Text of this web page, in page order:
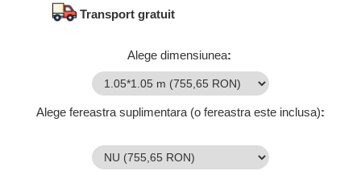
Transport gratuit
Alege dimensiunea:
Alege fereastra suplimentara (o fereastra este inclusa):